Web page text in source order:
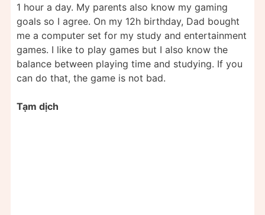
1 hour a day. My parents also know my gaming
goals so I agree. On my 12h birthday, Dad bought
me a computer set for my study and entertainment
games. I like to play games but I also know the
balance between playing time and studying. If you
can do that, the game is not bad.
Tạm dịch